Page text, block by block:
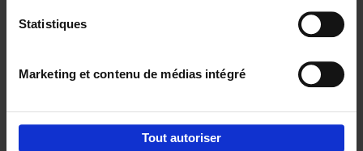
Statistiques
Marketing et contenu de médias intégré
Tout autoriser